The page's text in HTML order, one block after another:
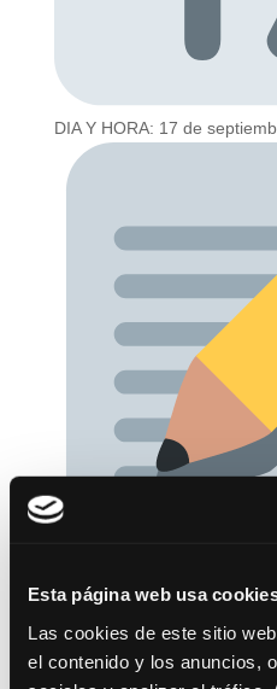
Esta página web usa
Las cookies de este sitio
el contenido y los anuncios,
DIA Y HORA: 17 de
EJERCICIO ÚNICO: 10:00